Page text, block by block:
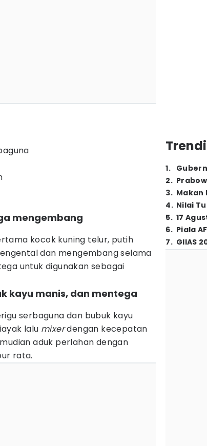
mengembang
kocok kuning telur, putih
dan mengembang selama
untuk digunakan sebagai
kayu manis, dan mentega
serbaguna dan bubuk kayu
lalu mixerdengan kecepatan
aduk perlahan dengan
rata.
1.
2.
3. Makan
4. Nilai
5. 17
6. Piala
7. GIIAS